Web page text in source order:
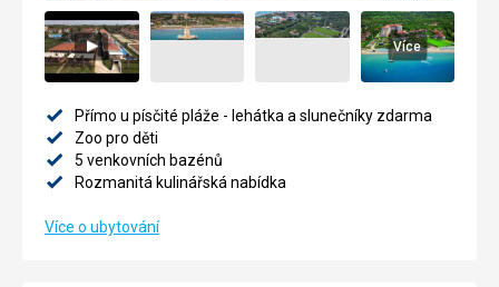
Více
Přímo u písčité pláže - lehátka a slunečníky zdarma
Zoo pro děti
5 venkovních bazénů
Rozmanitá kulinářská nabídka
Více o ubytování